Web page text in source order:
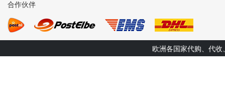
合作伙伴
欧洲各国家代购、代